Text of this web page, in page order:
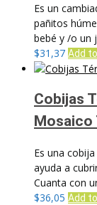
Es un
pañitos
bebé y /o un
$31,37 Add
Cobijas
Mosaico
Es una
ayuda a
Cuanta con
$36,05 Add